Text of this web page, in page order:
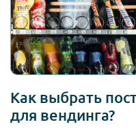
Как выбрать
для вендинга?